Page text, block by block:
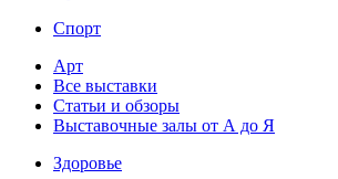
Спорт
Арт
Все выставки
Статьи и обзоры
Выставочные залы от А до Я
Здоровье